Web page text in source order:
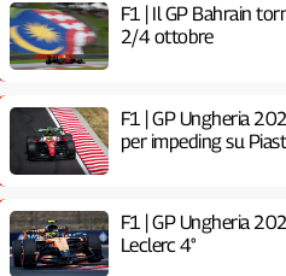
F1 | Il GP Bahrain
2/4 ottobre
F1 | GP Ungheria
per impeding su
F1 | GP Ungheria
Leclerc 4°